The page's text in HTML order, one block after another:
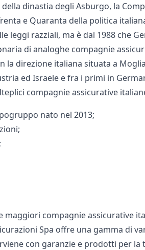
dinastia degli Asburgo, la
e Quaranta della politica
leggi razziali, ma è dal 1988 che
di analoghe compagnie
la direzione italiana situata a
ed Israele e fra i primi in
compagnie assicurative
nato nel 2013;
maggiori compagnie assicurative
Spa offre una gamma di
con garanzie e prodotti per la